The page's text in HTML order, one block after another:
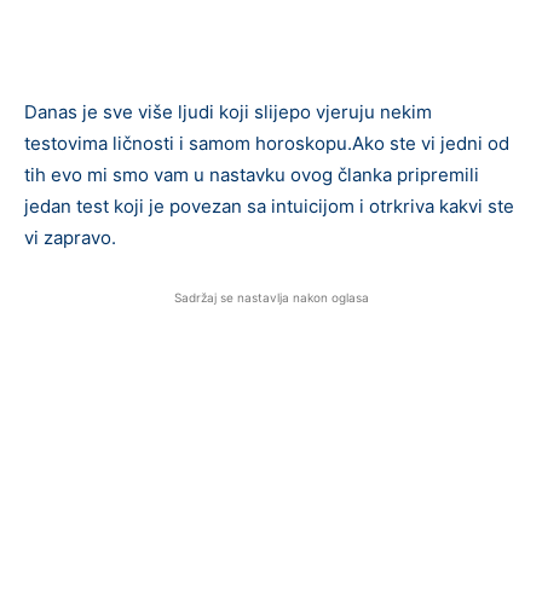
Danas je sve više ljudi koji slijepo vjeruju nekim
testovima ličnosti i samom horoskopu.Ako ste vi jedni od
tih evo mi smo vam u nastavku ovog članka pripremili
jedan test koji je povezan sa intuicijom i otrkriva kakvi ste
vi zapravo.
Sadržaj se nastavlja nakon oglasa